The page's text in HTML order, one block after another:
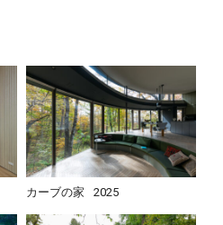
カーブの家 2025